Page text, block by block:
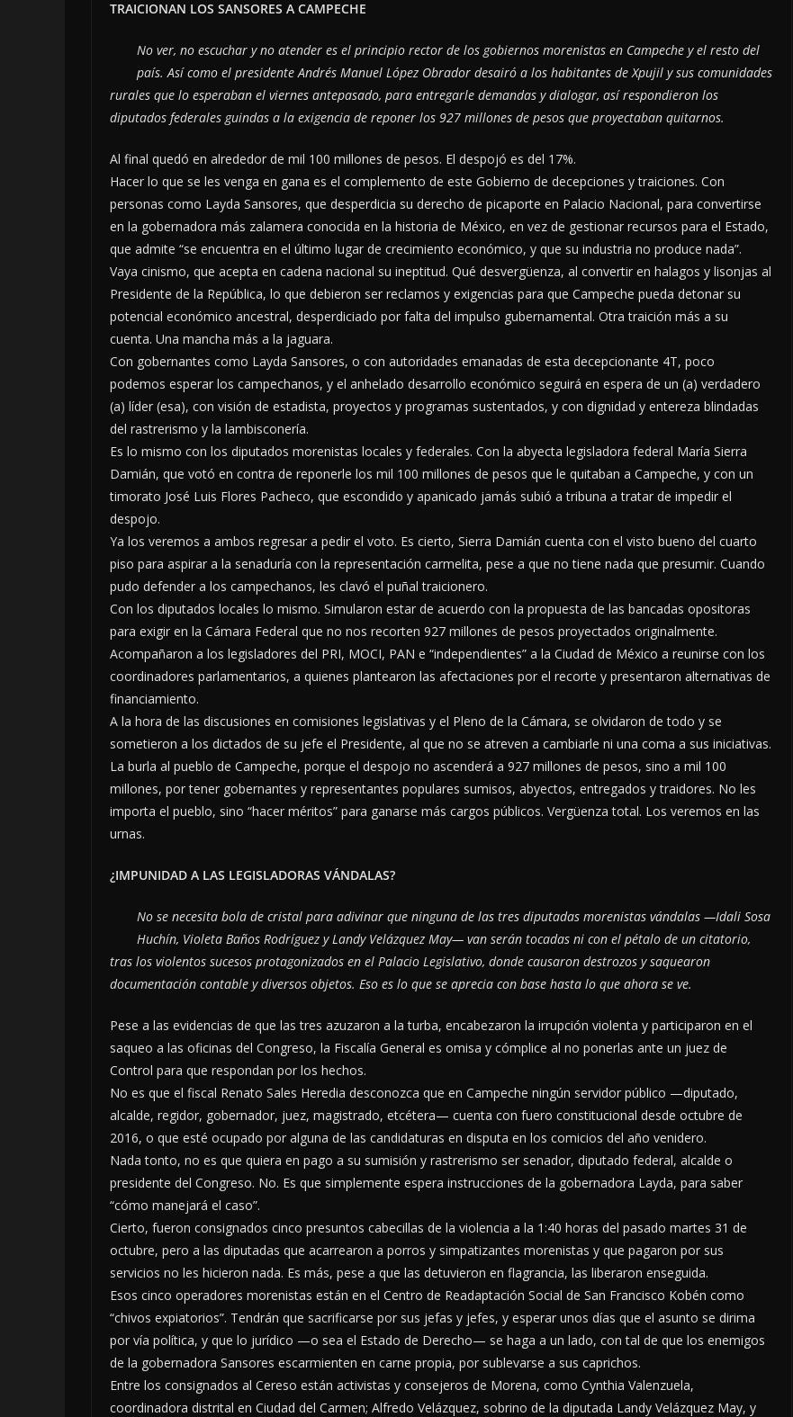
TRAICIONAN LOS SANSORES A CAMPECHE
No ver, no escuchar y no atender es el principio rector de los gobiernos morenistas en Campeche y el resto del
país. Así como el presidente Andrés Manuel López Obrador desairó a los habitantes de Xpujil y sus comunidades
rurales que lo esperaban el viernes antepasado, para entregarle demandas y dialogar, así respondieron los
diputados federales guindas a la exigencia de reponer los 927 millones de pesos que proyectaban quitarnos.
Al final quedó en alrededor de mil 100 millones de pesos. El despojó es del 17%.
Hacer lo que se les venga en gana es el complemento de este Gobierno de decepciones y traiciones. Con
personas como Layda Sansores, que desperdicia su derecho de picaporte en Palacio Nacional, para convertirse
en la gobernadora más zalamera conocida en la historia de México, en vez de gestionar recursos para el Estado,
que admite “se encuentra en el último lugar de crecimiento económico, y que su industria no produce nada”.
Vaya cinismo, que acepta en cadena nacional su ineptitud. Qué desvergüenza, al convertir en halagos y lisonjas al
Presidente de la República, lo que debieron ser reclamos y exigencias para que Campeche pueda detonar su
potencial económico ancestral, desperdiciado por falta del impulso gubernamental. Otra traición más a su
cuenta. Una mancha más a la jaguara.
Con gobernantes como Layda Sansores, o con autoridades emanadas de esta decepcionante 4T, poco
podemos esperar los campechanos, y el anhelado desarrollo económico seguirá en espera de un (a) verdadero
(a) líder (esa), con visión de estadista, proyectos y programas sustentados, y con dignidad y entereza blindadas
del rastrerismo y la lambisconería.
Es lo mismo con los diputados morenistas locales y federales. Con la abyecta legisladora federal María Sierra
Damián, que votó en contra de reponerle los mil 100 millones de pesos que le quitaban a Campeche, y con un
timorato José Luis Flores Pacheco, que escondido y apanicado jamás subió a tribuna a tratar de impedir el
despojo.
Ya los veremos a ambos regresar a pedir el voto. Es cierto, Sierra Damián cuenta con el visto bueno del cuarto
piso para aspirar a la senaduría con la representación carmelita, pese a que no tiene nada que presumir. Cuando
pudo defender a los campechanos, les clavó el puñal traicionero.
Con los diputados locales lo mismo. Simularon estar de acuerdo con la propuesta de las bancadas opositoras
para exigir en la Cámara Federal que no nos recorten 927 millones de pesos proyectados originalmente.
Acompañaron a los legisladores del PRI, MOCI, PAN e “independientes” a la Ciudad de México a reunirse con los
coordinadores parlamentarios, a quienes plantearon las afectaciones por el recorte y presentaron alternativas de
financiamiento.
A la hora de las discusiones en comisiones legislativas y el Pleno de la Cámara, se olvidaron de todo y se
sometieron a los dictados de su jefe el Presidente, al que no se atreven a cambiarle ni una coma a sus iniciativas.
La burla al pueblo de Campeche, porque el despojo no ascenderá a 927 millones de pesos, sino a mil 100
millones, por tener gobernantes y representantes populares sumisos, abyectos, entregados y traidores. No les
importa el pueblo, sino “hacer méritos” para ganarse más cargos públicos. Vergüenza total. Los veremos en las
urnas.
¿IMPUNIDAD A LAS LEGISLADORAS VÁNDALAS?
No se necesita bola de cristal para adivinar que ninguna de las tres diputadas morenistas vándalas —Idali Sosa
Huchín, Violeta Baños Rodríguez y Landy Velázquez May— van serán tocadas ni con el pétalo de un citatorio,
tras los violentos sucesos protagonizados en el Palacio Legislativo, donde causaron destrozos y saquearon
documentación contable y diversos objetos. Eso es lo que se aprecia con base hasta lo que ahora se ve.
Pese a las evidencias de que las tres azuzaron a la turba, encabezaron la irrupción violenta y participaron en el
saqueo a las oficinas del Congreso, la Fiscalía General es omisa y cómplice al no ponerlas ante un juez de
Control para que respondan por los hechos.
No es que el fiscal Renato Sales Heredia desconozca que en Campeche ningún servidor público —diputado,
alcalde, regidor, gobernador, juez, magistrado, etcétera— cuenta con fuero constitucional desde octubre de
2016, o que esté ocupado por alguna de las candidaturas en disputa en los comicios del año venidero.
Nada tonto, no es que quiera en pago a su sumisión y rastrerismo ser senador, diputado federal, alcalde o
presidente del Congreso. No. Es que simplemente espera instrucciones de la gobernadora Layda, para saber
“cómo manejará el caso”.
Cierto, fueron consignados cinco presuntos cabecillas de la violencia a la 1:40 horas del pasado martes 31 de
octubre, pero a las diputadas que acarrearon a porros y simpatizantes morenistas y que pagaron por sus
servicios no les hicieron nada. Es más, pese a que las detuvieron en flagrancia, las liberaron enseguida.
Esos cinco operadores morenistas están en el Centro de Readaptación Social de San Francisco Kobén como
“chivos expiatorios”. Tendrán que sacrificarse por sus jefas y jefes, y esperar unos días que el asunto se dirima
por vía política, y que lo jurídico —o sea el Estado de Derecho— se haga a un lado, con tal de que los enemigos
de la gobernadora Sansores escarmienten en carne propia, por sublevarse a sus caprichos.
Entre los consignados al Cereso están activistas y consejeros de Morena, como Cynthia Valenzuela,
coordinadora distrital en Ciudad del Carmen; Alfredo Velázquez, sobrino de la diputada Landy Velázquez May, y